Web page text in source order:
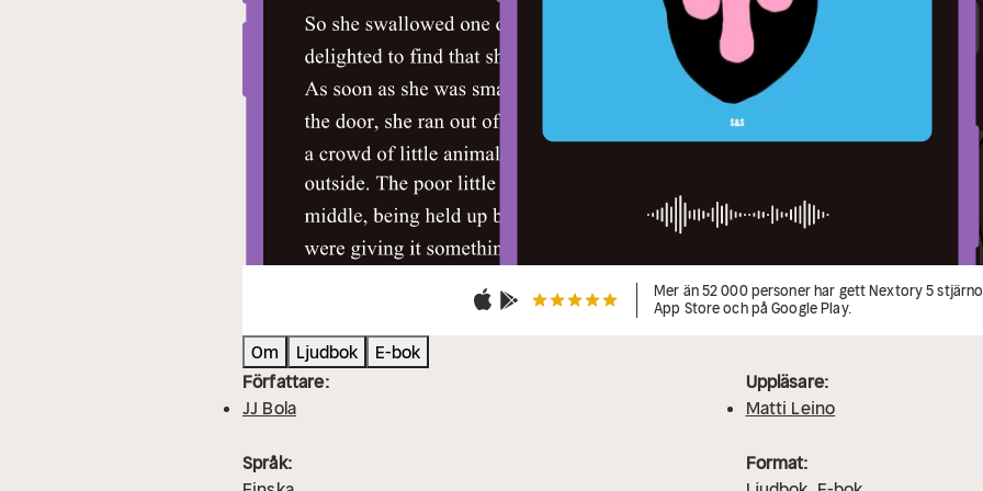
Mer än 52 000 personer har gett Nextory 5
App Store och på Google Play.
Om Ljudbok
E-bok
Författare:
JJ Bola
Uppläsare:
Matti Leino
Språk:
Format: